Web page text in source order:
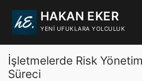
HAKAN EKER
YENI UFUKLARA YOLCULUK
İşletmelerde Risk
Süreci